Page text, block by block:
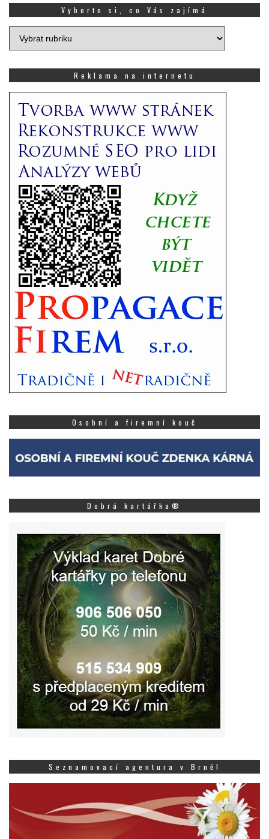
Vyberte si, co Vás zajímá
Vyberte
si,
zajímá
Reklama na internetu
Osobní a firemní kouč
Dobrá kartářka®
Seznamovací agentura v Brně!